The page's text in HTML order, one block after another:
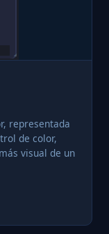
representada
de color,
visual de un